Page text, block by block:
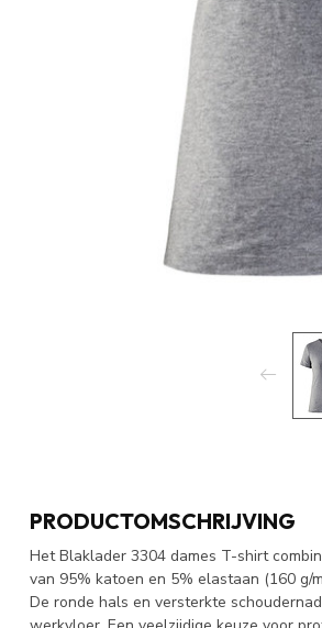
PRODUCTOMSCHRIJVING
Het Blaklader 3304 dames T-shirt
van 95% katoen en 5% elastaan (160 g/
De ronde hals en versterkte